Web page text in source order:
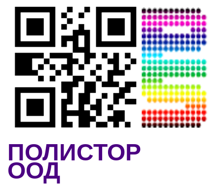
Skip to main content
ПОЛИСТОР
ООД